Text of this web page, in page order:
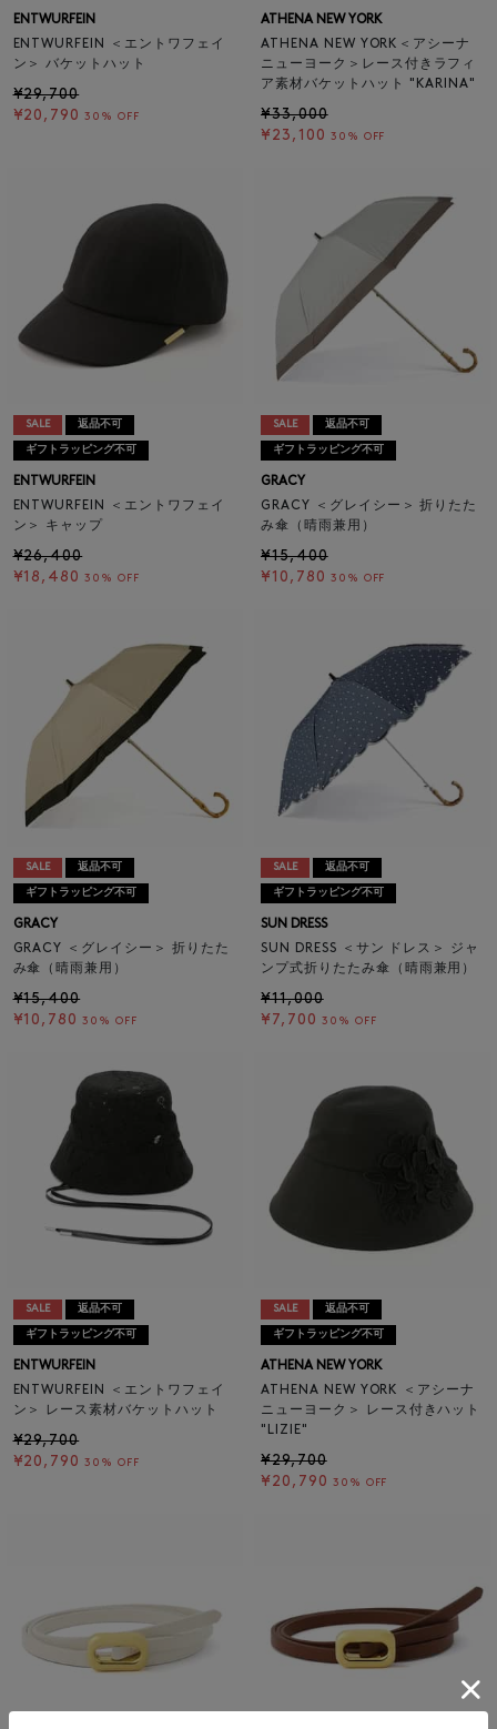
ENTWURFEIN
ENTWURFEIN ＜エントワフェイ
ン＞ バケットハット
¥29,700
¥20,790 30% OFF
ATHENA NEW YORK
ATHENA NEW YORK＜アシーナ
ニューヨーク＞レース付きラフィ
ア素材バケットハット "KARINA"
¥33,000
¥23,100 30% OFF
SALE 返品不可
ギフトラッピング不可
ENTWURFEIN
ENTWURFEIN ＜エントワフェイ
ン＞ キャップ
¥26,400
¥18,480 30% OFF
SALE 返品不可
ギフトラッピング不可
GRACY
GRACY ＜グレイシー＞ 折りたた
み傘（晴雨兼用）
¥15,400
¥10,780 30% OFF
SALE 返品不可
ギフトラッピング不可
GRACY
GRACY ＜グレイシー＞ 折りたた
み傘（晴雨兼用）
¥15,400
¥10,780 30% OFF
SALE 返品不可
ギフトラッピング不可
SUN DRESS
SUN DRESS ＜サン ドレス＞ ジャ
ンプ式折りたたみ傘（晴雨兼用）
¥11,000
¥7,700 30% OFF
SALE 返品不可
ギフトラッピング不可
ENTWURFEIN
ENTWURFEIN ＜エントワフェイ
ン＞ レース素材バケットハット
¥29,700
¥20,790 30% OFF
SALE 返品不可
ギフトラッピング不可
ATHENA NEW YORK
ATHENA NEW YORK ＜アシーナ
ニューヨーク＞ レース付きハット
"LIZIE"
¥29,700
¥20,790 30% OFF